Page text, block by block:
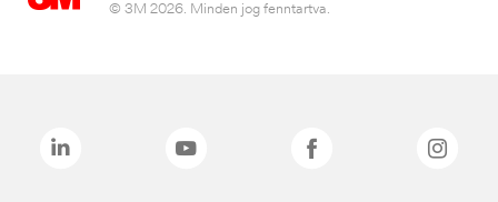
© 3M 2026. Minden jog fenntartva.